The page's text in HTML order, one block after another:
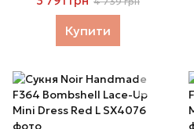
Купити